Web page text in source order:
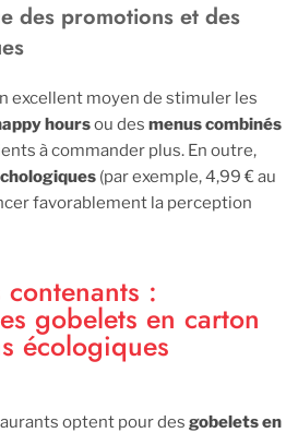
des promotions et des
excellent moyen de stimuler les
hoursou des menus combinés
à commander plus. En outre,
(par exemple, 4,99 € au
favorablement la perception
:
gobelets en carton
écologiques
optent pour des gobelets en